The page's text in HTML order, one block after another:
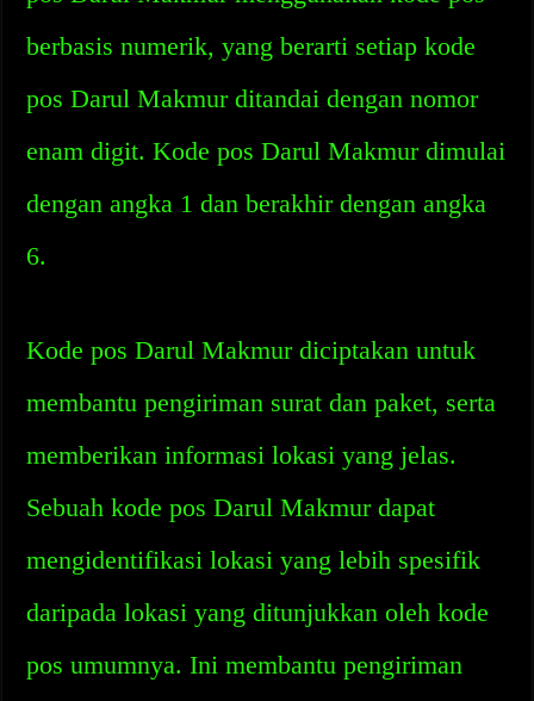
berbasis numerik, yang berarti setiap kode
pos Darul Makmur ditandai dengan nomor
enam digit. Kode pos Darul Makmur dimulai
dengan angka 1 dan berakhir dengan angka
6.
Kode pos Darul Makmur diciptakan untuk
membantu pengiriman surat dan paket, serta
memberikan informasi lokasi yang jelas.
Sebuah kode pos Darul Makmur dapat
mengidentifikasi lokasi yang lebih spesifik
daripada lokasi yang ditunjukkan oleh kode
pos umumnya. Ini membantu pengiriman